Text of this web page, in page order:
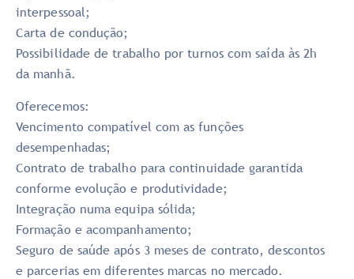
interpessoal;
Carta de condução;
Possibilidade de trabalho por turnos com saída às 2h
da manhã.
Oferecemos:
Vencimento compatível com as funções
desempenhadas;
Contrato de trabalho para continuidade garantida
conforme evolução e produtividade;
Integração numa equipa sólida;
Formação e acompanhamento;
Seguro de saúde após 3 meses de contrato, descontos
e parcerias em diferentes marcas no mercado.